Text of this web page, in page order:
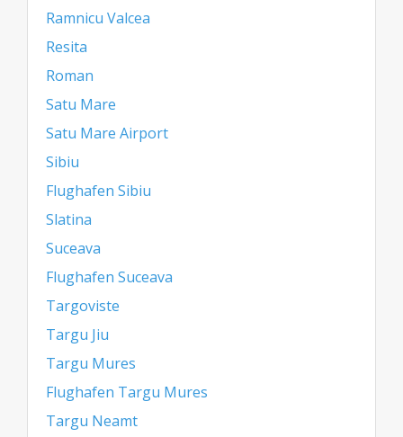
Ramnicu Valcea
Resita
Roman
Satu Mare
Satu Mare Airport
Sibiu
Flughafen Sibiu
Slatina
Suceava
Flughafen Suceava
Targoviste
Targu Jiu
Targu Mures
Flughafen Targu Mures
Targu Neamt